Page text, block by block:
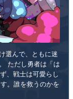
選んで、ともに迷
ただし勇者は「は
、戦士は可愛らし
。誰を救うのかを